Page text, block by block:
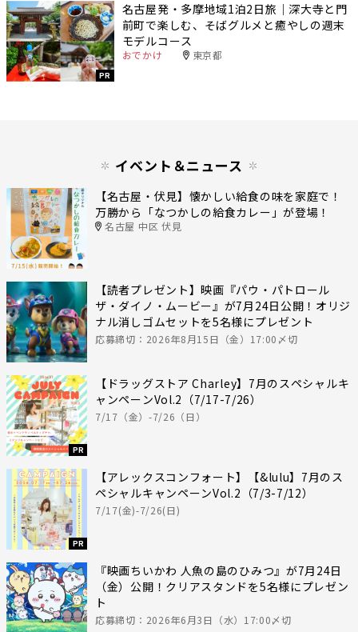
PR
名古屋発・多摩地域1泊2日旅｜深大寺と門
前町で楽しむ、そばグルメと癒やしの週末
モデルコース
おでかけ 東京都
イベント＆ニュース
【名古屋・伏見】懐かしい給食の味を家庭で！
万勝から「なつかしの給食カレー」が登場！
名古屋 中区 伏見
【読者プレゼント】映画『パウ・パトロール
ザ・ダイノ・ムービー』が7月24日公開！オリジ
ナル消しゴムセットを5名様にプレゼント
応募締切：2026年8月15日（金）17:00〆切
PR
【ドラッグストア Charley】7月のスペシャルキ
ャンペーンVol.2（7/17-7/26）
7/17（金）-7/26（日）
PR
【アレックスコンフォート】【&lulu】7月のス
ペシャルキャンペーンVol.2（7/3-7/12）
7/17(金)-7/26(日)
『映画ちいかわ 人魚の島のひみつ』が7月24日
（金）公開！クリアスタンドを5名様にプレゼン
ト
応募締切：2026年6月3日（水）17:00〆切